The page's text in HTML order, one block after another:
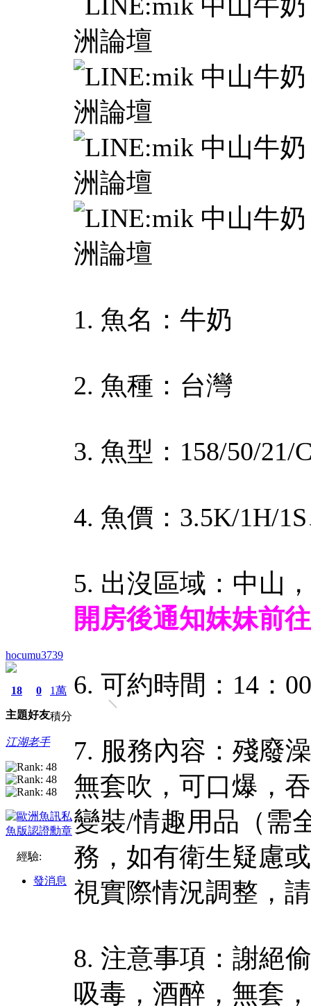
hocumu3739
18
主題
0
好友
1萬
積分
江湖老手
經驗:
發消息
1. 魚名：牛奶
2. 魚種：台灣
3. 魚型：158/50/21/
4. 魚價：3.5K/1H/
5. 出沒區域：中山，
開房後通知妹妹前
6. 可約時間：14：
7. 服務內容：殘廢
無套吹，可口爆，
變裝/情趣用品（需
務，如有衛生疑慮
視實際情況調整，
8. 注意事項：謝絕
吸毒，酒醉，無套